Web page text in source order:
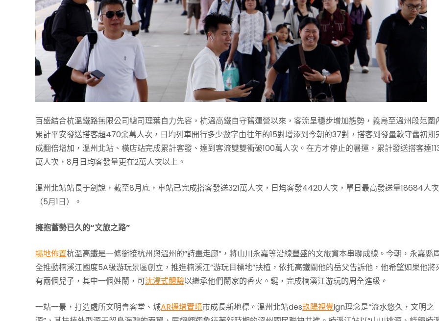
百盛結合杭溫鐵路無限公司總司理葉自力先容，杭溫高鐵自守舊運營以來，客流呈穩步增加態勢，義烏至溫州段范圍
累計平安發送搭客超470余萬人次，日均列車開行多少數字由往年的15對增添到今朝的37對，搭客到發量較守舊初期
成翻倍增加，溫州北站、橫店站完成累計客發、達到客流雙雙衝破100萬人次。在方才停止的暑運，累計發送搭客達
萬人次，8月日均客發量更在2萬人次以上。
溫州北站站長于劍說，截至8月底，車站已完成搭客發送321萬人次，日均客發4420人次，單日最高發送量18684人次
（5月1日）。
擁抱蓄勢已久的“文旅之路”
場地佈置杭溫高鐵是一條銜接杭州與溫州的“詩畫走廊”，將山川永嘉等沿線豐盛的文旅資本串聯成線。今朝，永嘉縣
全推動楠溪江國度5A級游玩景區創立，推進楠溪江”游玩目標地”扶植，依托高鐵關他的岳父告訴他，他希望如果他將
有兩個兒子，其中一個姓蘭，可沈浸式體驗以繼承他們蘭家的香火。鍵，完成楠溪江游玩的周全進級。
一站一景，打造處所文明會客堂、城AR擴增實境市成長新地標。溫州北站des玖陽視覺ign理念是“流水悠久，文明之